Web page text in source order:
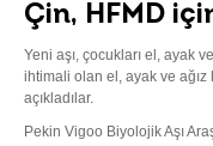
Çin, HFMD
Yeni aşı, çocukları el, ayak
ihtimali olan el, ayak ve ağız
açıkladılar.
Pekin Vigoo Biyolojik Aşı